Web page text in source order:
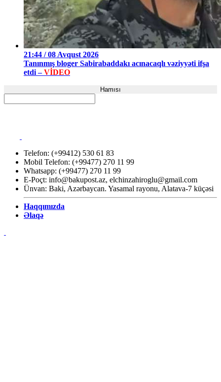
21:44 / 08 Avqust 2026
Tanınmış bloger Sabirabaddakı acınacaqlı vəziyyəti ifşa
etdi –VİDEO
Hamısı
Telefon: (+99412) 530 61 83
Mobil Telefon: (+99477) 270 11 99
Whatsapp: (+99477) 270 11 99
E-Poçt: info@bakupost.az, elchinzahiroglu@gmail.com
Ünvan: Baki, Azərbaycan. Yasamal rayonu, Alatava-7 küçəsi
Haqqımızda
Əlaqə